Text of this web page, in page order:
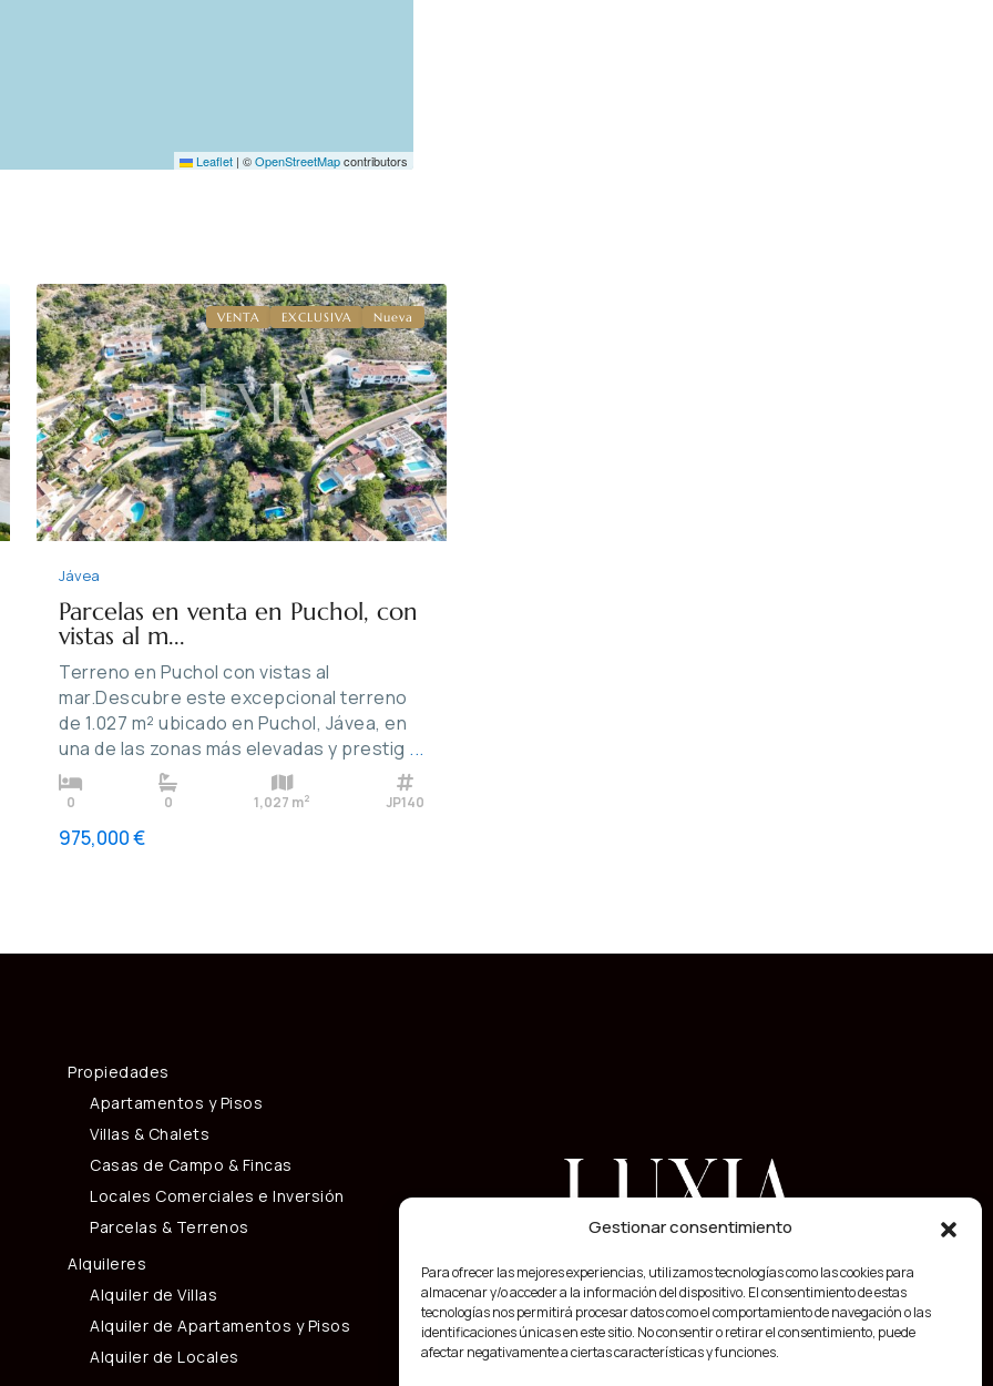
Gestionar consentimiento
Para ofrecer las mejores experiencias, utilizamos tecnologías como las cookies para
almacenar y/o acceder a la información del dispositivo. El consentimiento de estas
tecnologías nos permitirá procesar datos como el comportamiento de navegación o las
identificaciones únicas en este sitio. No consentir o retirar el consentimiento, puede
afectar negativamente a ciertas características y funciones.
Leaflet | ©OpenStreetMapcontributors
Previous Next
VENTA EXCLUSIVA Nueva
Jávea
Parcelas en venta en Puchol, con
vistas al m...
Terreno en Puchol con vistas al
mar.Descubre este excepcional terreno
de 1.027 m² ubicado en Puchol, Jávea, en
una de las zonas más elevadas y prestig ...
0 0 1,027 m2 JP140
975,000 €
Propiedades
Apartamentos y Pisos
Villas & Chalets
Casas de Campo & Fincas
Locales Comerciales e Inversión
Parcelas & Terrenos
Alquileres
Alquiler de Villas
Alquiler de Apartamentos y Pisos
Alquiler de Locales